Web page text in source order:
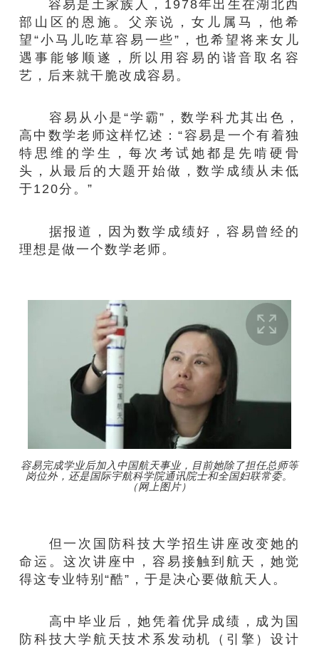
容易是土家族人，1978年出生在湖北西
部山区的恩施。父亲说，女儿属马，他希
望“小马儿吃草容易一些”，也希望将来女儿
遇事能够顺遂，所以用容易的谐音取名容
艺，后来就干脆改成容易。
容易从小是“学霸”，数学科尤其出色，
高中数学老师这样忆述：“容易是一个有着独
特思维的学生，每次考试她都是先啃硬骨
头，从最后的大题开始做，数学成绩从未低
于120分。”
据报道，因为数学成绩好，容易曾经的
理想是做一个数学老师。
容易完成学业后加入中国航天事业，目前她除了担任总师等
岗位外，还是国际宇航科学院通讯院士和全国妇联常委。
（网上图片）
但一次国防科技大学招生讲座改变她的
命运。这次讲座中，容易接触到航天，她觉
得这专业特别“酷”，于是决心要做航天人。
高中毕业后，她凭着优异成绩，成为国
防科技大学航天技术系发动机（引擎）设计